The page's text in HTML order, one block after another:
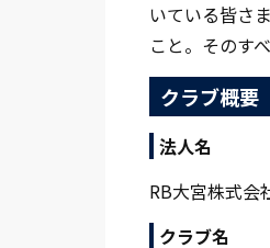
いている皆さ
こと。そのす
クラブ概要
法人名
RB大宮株式会
クラブ名